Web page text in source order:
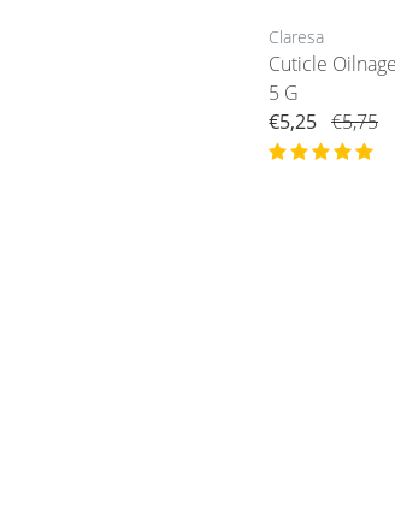
Claresa
Cuticle
5 G
€5,25 €5,75